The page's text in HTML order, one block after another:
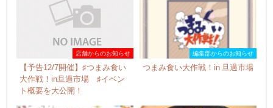
店舗からのお知らせ
【予告12/7開催】♯つまみ食い
大作戦！in旦過市場 ♯イベン
ト概要を大公開！
編集部からのお知らせ
つまみ食い大作戦！in 旦過市場